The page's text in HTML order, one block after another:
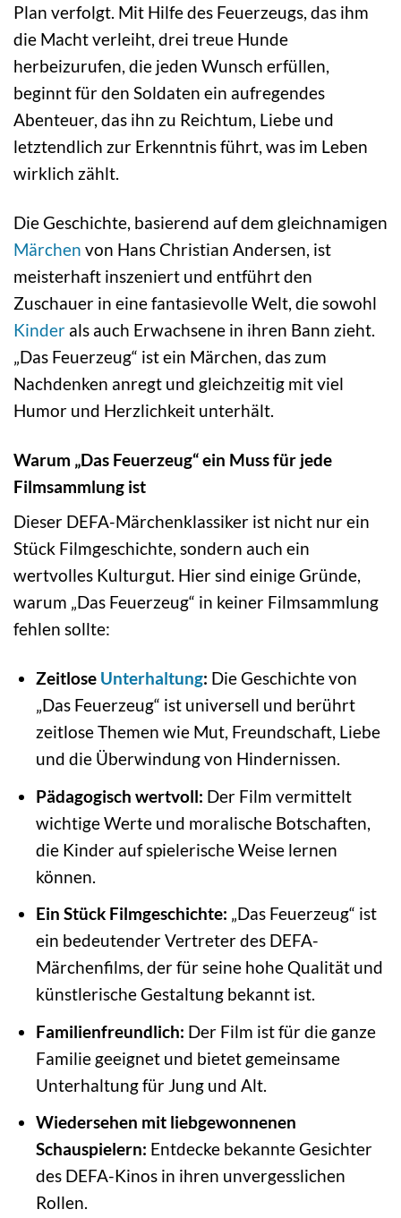
Plan verfolgt. Mit Hilfe des Feuerzeugs, das ihm
die Macht verleiht, drei treue Hunde
herbeizurufen, die jeden Wunsch erfüllen,
beginnt für den Soldaten ein aufregendes
Abenteuer, das ihn zu Reichtum, Liebe und
letztendlich zur Erkenntnis führt, was im Leben
wirklich zählt.
Die Geschichte, basierend auf dem gleichnamigen
Märchen von Hans Christian Andersen, ist
meisterhaft inszeniert und entführt den
Zuschauer in eine fantasievolle Welt, die sowohl
Kinder als auch Erwachsene in ihren Bann zieht.
„Das Feuerzeug“ ist ein Märchen, das zum
Nachdenken anregt und gleichzeitig mit viel
Humor und Herzlichkeit unterhält.
Warum „Das Feuerzeug“ ein Muss für jede
Filmsammlung ist
Dieser DEFA-Märchenklassiker ist nicht nur ein
Stück Filmgeschichte, sondern auch ein
wertvolles Kulturgut. Hier sind einige Gründe,
warum „Das Feuerzeug“ in keiner Filmsammlung
fehlen sollte:
Zeitlose Unterhaltung: Die Geschichte von
„Das Feuerzeug“ ist universell und berührt
zeitlose Themen wie Mut, Freundschaft, Liebe
und die Überwindung von Hindernissen.
Pädagogisch wertvoll: Der Film vermittelt
wichtige Werte und moralische Botschaften,
die Kinder auf spielerische Weise lernen
können.
Ein Stück Filmgeschichte: „Das Feuerzeug“ ist
ein bedeutender Vertreter des DEFA-
Märchenfilms, der für seine hohe Qualität und
künstlerische Gestaltung bekannt ist.
Familienfreundlich: Der Film ist für die ganze
Familie geeignet und bietet gemeinsame
Unterhaltung für Jung und Alt.
Wiedersehen mit liebgewonnenen
Schauspielern: Entdecke bekannte Gesichter
des DEFA-Kinos in ihren unvergesslichen
Rollen.